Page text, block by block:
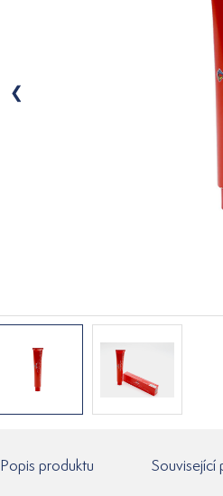
Popis produktu Související